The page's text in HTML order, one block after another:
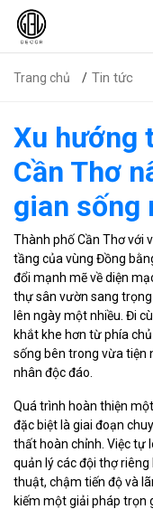
Trang chủ Tin tức
Xu hướng
Cần Thơ
gian sống
Thành phố Cần Thơ với
tầng của vùng Đồng
đổi mạnh mẽ về diện
thự sân vườn sang
lên ngày một nhiều. Đi
khắt khe hơn từ phía
sống bên trong vừa tiện
nhân độc đáo.
Quá trình hoàn thiện
đặc biệt là giai đoạn
thất hoàn chỉnh. Việc tự
quản lý các đội thợ
thuật, chậm tiến độ và
kiếm một giải pháp trọn